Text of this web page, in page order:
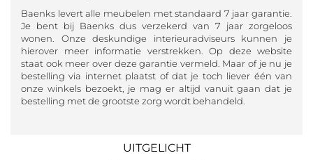
Baenks levert alle meubelen met standaard 7 jaar garantie.
Je bent bij Baenks dus verzekerd van 7 jaar zorgeloos
wonen. Onze deskundige interieuradviseurs kunnen je
hierover meer informatie verstrekken. Op deze website
staat ook meer over deze garantie vermeld. Maar of je nu je
bestelling via internet plaatst of dat je toch liever één van
onze winkels bezoekt, je mag er altijd vanuit gaan dat je
bestelling met de grootste zorg wordt behandeld.
UITGELICHT